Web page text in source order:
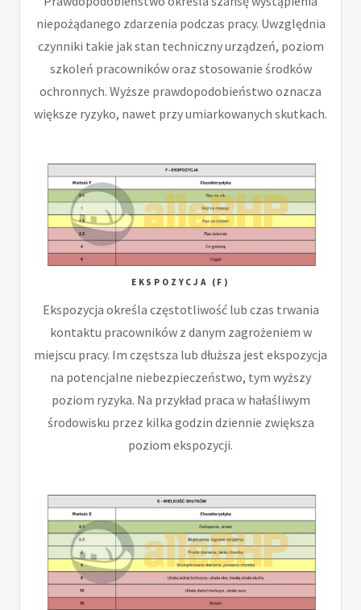
niepożądanego zdarzenia podczas pracy. Uwzględnia
czynniki takie jak stan techniczny urządzeń, poziom
szkoleń pracowników oraz stosowanie środków
ochronnych. Wyższe prawdopodobieństwo oznacza
większe ryzyko, nawet przy umiarkowanych skutkach.
EKSPOZYCJA (F)
Ekspozycja określa częstotliwość lub czas trwania
kontaktu pracowników z danym zagrożeniem w
miejscu pracy. Im częstsza lub dłuższa jest ekspozycja
na potencjalne niebezpieczeństwo, tym wyższy
poziom ryzyka. Na przykład praca w hałaśliwym
środowisku przez kilka godzin dziennie zwiększa
poziom ekspozycji.